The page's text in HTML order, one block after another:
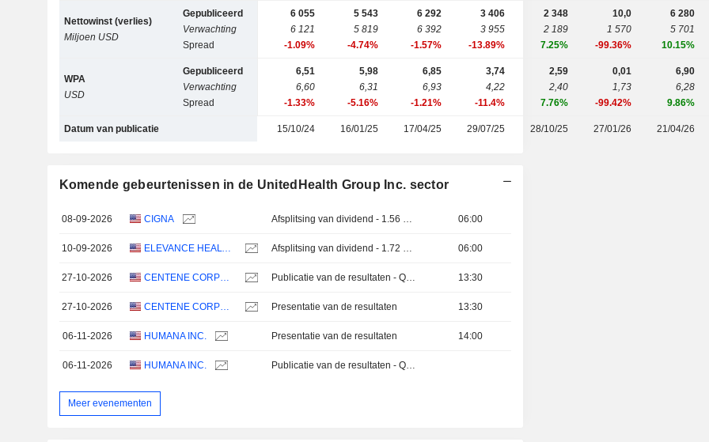
Nettowinst (verlies)
Miljoen USD
Gepubliceerd
Verwachting
Spread
6 055
6 121
-1.09%
5 543
5 819
-4.74%
6 292
6 392
-1.57%
3 406
3 955
-13.89%
2 348
2 189
7.25%
10,0
1 570
-99.36%
6 280
5 701
10.15%
WPA
USD
Gepubliceerd
Verwachting
Spread
6,51
6,60
-1.33%
5,98
6,31
-5.16%
6,85
6,93
-1.21%
3,74
4,22
-11.4%
2,59
2,40
7.76%
0,01
1,73
-99.42%
6,90
6,28
9.86%
Datum van publicatie 15/10/24 16/01/25 17/04/25 29/07/25 28/10/25 27/01/26 21/04/26
Komende gebeurtenissen in de UnitedHealth Group Inc. sector
08-09-2026 CIGNA Afsplitsing van dividend - 1.56 USD 06:00
10-09-2026 ELEVANCE HEALTH, INC. Afsplitsing van dividend - 1.72 USD 06:00
27-10-2026 CENTENE CORPORATION Publicatie van de resultaten - Q3 2026 13:30
27-10-2026 CENTENE CORPORATION Presentatie van de resultaten 13:30
06-11-2026 HUMANA INC. Presentatie van de resultaten 14:00
06-11-2026 HUMANA INC. Publicatie van de resultaten - Q3 2026
Meer evenementen